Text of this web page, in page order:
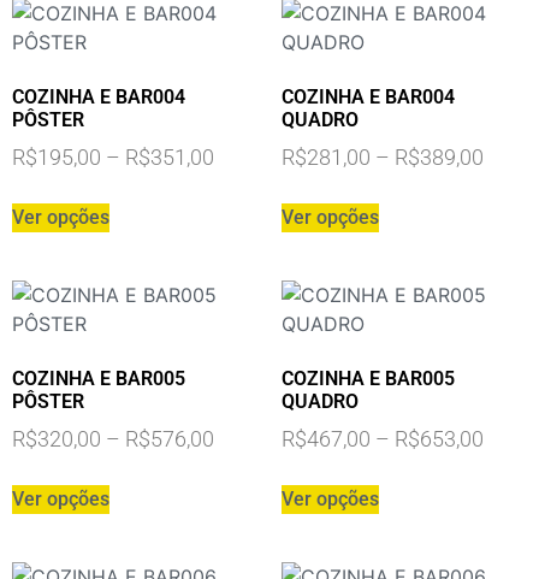
COZINHA E BAR004
PÔSTER
R$195,00 – R$351,00
Ver opções
COZINHA E BAR004
QUADRO
R$281,00 – R$389,00
Ver opções
COZINHA E BAR005
PÔSTER
R$320,00 – R$576,00
Ver opções
COZINHA E BAR005
QUADRO
R$467,00 – R$653,00
Ver opções